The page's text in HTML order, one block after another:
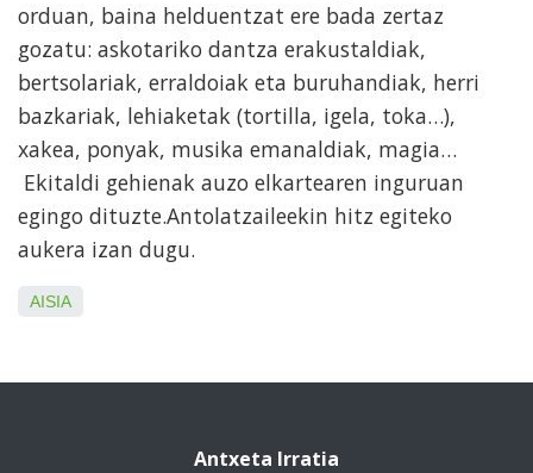
orduan, baina helduentzat ere bada zertaz
gozatu: askotariko dantza erakustaldiak,
bertsolariak, erraldoiak eta buruhandiak, herri
bazkariak, lehiaketak (tortilla, igela, toka…),
xakea, ponyak, musika emanaldiak, magia…
Ekitaldi gehienak auzo elkartearen inguruan
egingo dituzte.Antolatzaileekin hitz egiteko
aukera izan dugu.
AISIA
Antxeta Irratia